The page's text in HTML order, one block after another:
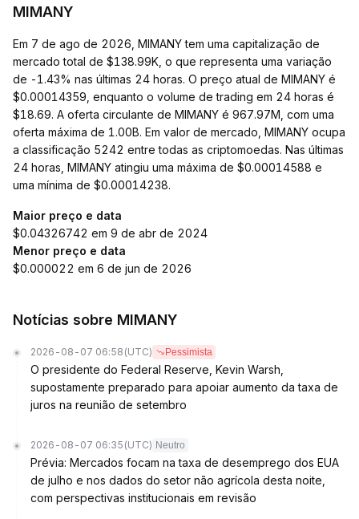
MIMANY
Em 7 de ago de 2026, MIMANY tem uma capitalização de
mercado total de $138.99K, o que representa uma variação
de -1.43% nas últimas 24 horas. O preço atual de MIMANY é
$0.00014359, enquanto o volume de trading em 24 horas é
$18.69. A oferta circulante de MIMANY é 967.97M, com uma
oferta máxima de 1.00B. Em valor de mercado, MIMANY ocupa
a classificação 5242 entre todas as criptomoedas. Nas últimas
24 horas, MIMANY atingiu uma máxima de $0.00014588 e
uma mínima de $0.00014238.
Maior preço e data
$0.04326742 em 9 de abr de 2024
Menor preço e data
$0.000022 em 6 de jun de 2026
Notícias sobre MIMANY
2026-08-07 06:58 (UTC) Pessimista
O presidente do Federal Reserve, Kevin Warsh,
supostamente preparado para apoiar aumento da taxa de
juros na reunião de setembro
2026-08-07 06:35 (UTC) Neutro
Prévia: Mercados focam na taxa de desemprego dos EUA
de julho e nos dados do setor não agrícola desta noite,
com perspectivas institucionais em revisão